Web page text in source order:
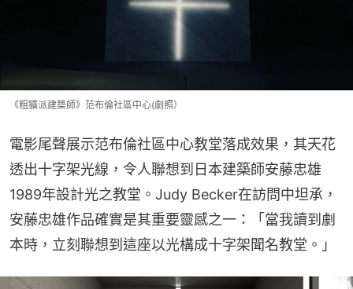
《粗獷派建築師》范布倫社區中心(劇照）
電影尾聲展示范布倫社區中心教堂落成效果，其天花
透出十字架光線，令人聯想到日本建築師安藤忠雄
1989年設計光之教堂。Judy Becker在訪問中坦承，
安藤忠雄作品確實是其重要靈感之一：「當我讀到劇
本時，立刻聯想到這座以光構成十字架聞名教堂。」